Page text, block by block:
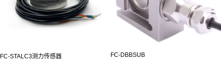
FC-STALC3测力传感器 FC-DBBSUB